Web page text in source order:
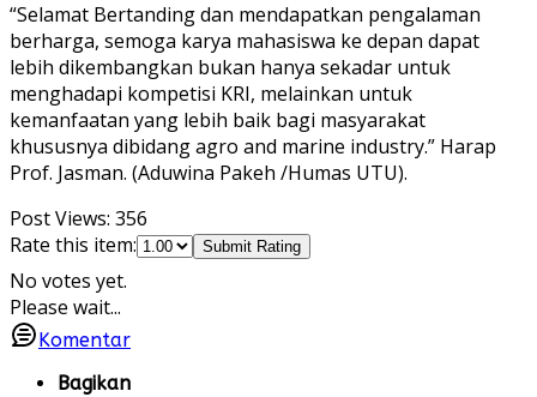
“Selamat Bertanding dan mendapatkan pengalaman
berharga, semoga karya mahasiswa ke depan dapat
lebih dikembangkan bukan hanya sekadar untuk
menghadapi kompetisi KRI, melainkan untuk
kemanfaatan yang lebih baik bagi masyarakat
khususnya dibidang agro and marine industry.” Harap
Prof. Jasman. (Aduwina Pakeh /Humas UTU).
Post Views: 356
Rate this item:
Submit Rating
No votes yet.
Please wait...
Komentar
Bagikan